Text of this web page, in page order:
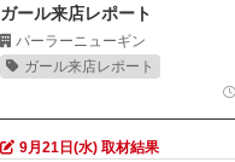
ガール来店レポート
パーラーニューギン
ガール来店レポート
9月21日(水) 取材結果